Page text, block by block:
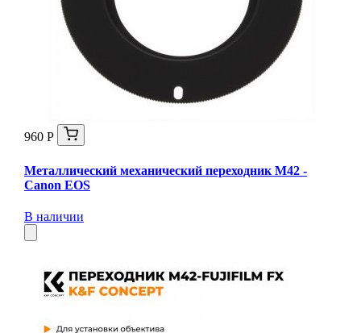
960 Р
Металлический механический переходник M42 -
Canon EOS
В наличии